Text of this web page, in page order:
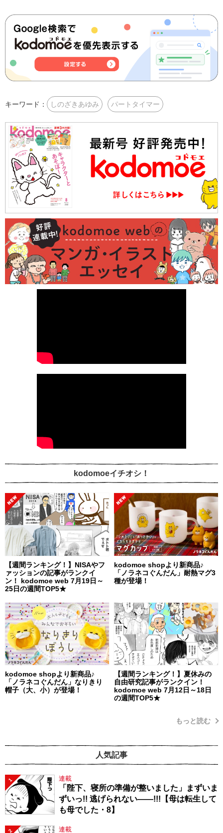
キーワード： しのざきあゆみ パートタイマー
kodomoeイチオシ！
【週間ランキング！】NISAやフ
ァッションの記事がランクイ
ン！ kodomoe web 7月19日～
25日の週間TOP5★
kodomoe shopより新商品♪
「ノラネコぐんだん」耐熱マグ3
種が登場！
kodomoe shopより新商品♪
「ノラネコぐんだん」なりきり
帽子（大、小）が登場！
【週間ランキング！】夏休みの
自由研究記事がランクイン！
kodomoe web 7月12日～18日
の週間TOP5★
もっと読む
人気記事
1 連載
「陛下、寝所の準備が整いました」まずいま
ずいっ!! 逃げられない――!!!【母は転生して
も母でした・8】
2 連載